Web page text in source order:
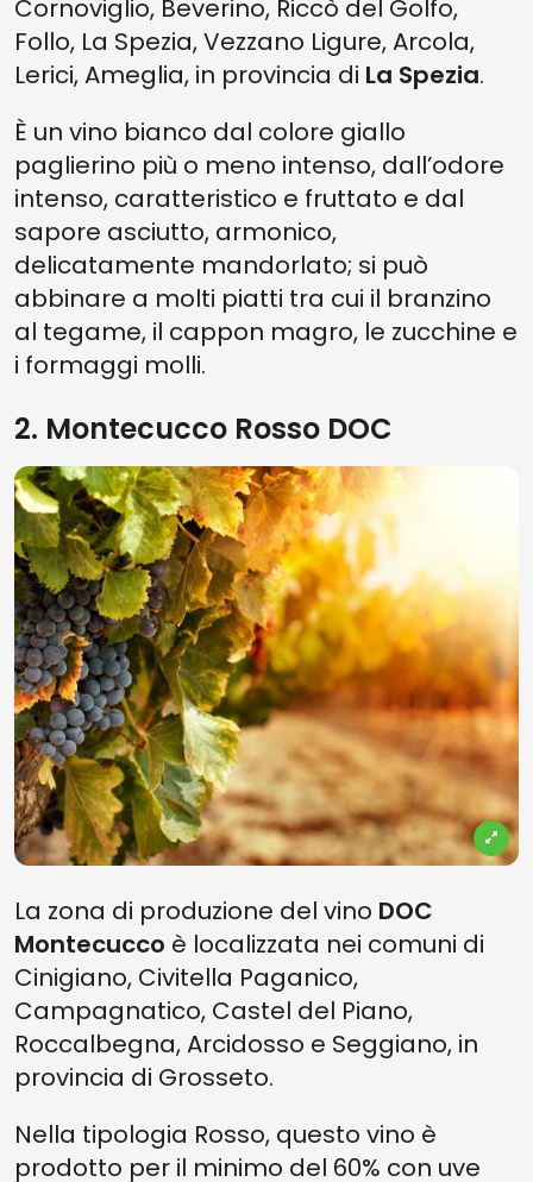
Cornoviglio, Beverino, Riccò del Golfo,
Follo, La Spezia, Vezzano Ligure, Arcola,
Lerici, Ameglia, in provincia di La Spezia.
È un vino bianco dal colore giallo
paglierino più o meno intenso, dall’odore
intenso, caratteristico e fruttato e dal
sapore asciutto, armonico,
delicatamente mandorlato; si può
abbinare a molti piatti tra cui il branzino
al tegame, il cappon magro, le zucchine e
i formaggi molli.
2. Montecucco Rosso DOC
La zona di produzione del vino DOC
Montecucco è localizzata nei comuni di
Cinigiano, Civitella Paganico,
Campagnatico, Castel del Piano,
Roccalbegna, Arcidosso e Seggiano, in
provincia di Grosseto.
Nella tipologia Rosso, questo vino è
prodotto per il minimo del 60% con uve